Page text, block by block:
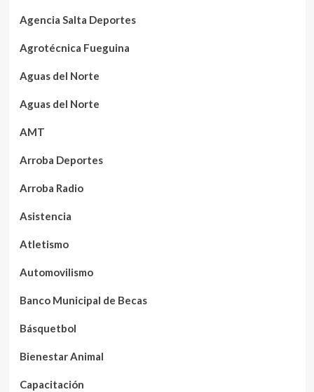
Agencia Salta Deportes
Agrotécnica Fueguina
Aguas del Norte
Aguas del Norte
AMT
Arroba Deportes
Arroba Radio
Asistencia
Atletismo
Automovilismo
Banco Municipal de Becas
Básquetbol
Bienestar Animal
Capacitación